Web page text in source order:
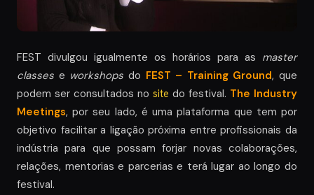
FEST divulgou igualmente os horários para as master
classes e workshops do FEST – Training Ground, que
podem ser consultados no site do festival. The Industry
Meetings, por seu lado, é uma plataforma que tem por
objetivo facilitar a ligação próxima entre profissionais da
indústria para que possam forjar novas colaborações,
relações, mentorias e parcerias e terá lugar ao longo do
festival.